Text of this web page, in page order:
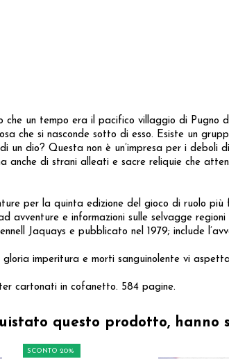
che un tempo era il pacifico villaggio di
che si nasconde sotto di esso. Esiste un
dio? Questa non è un’impresa per i
anche di strani alleati e sacre reliquie che
per la quinta edizione del gioco di ruolo
avventure e informazioni sulle selvagge
Jaquays e pubblicato nel 1979; include
gloria imperitura e morti sanguinolente vi
cartonati in cofanetto. 584 pagine.
questo prodotto, hanno
SCONTO 20%